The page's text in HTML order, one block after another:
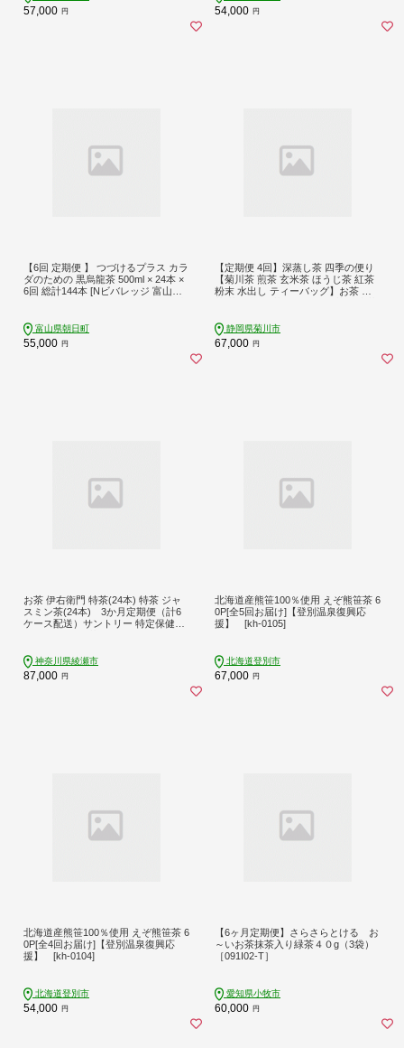
人気 ランキング 高評価 不昧公 中之
白 出雲焼 伝統工芸 和食器 抹茶セッ
57,000 円 54,000 円
【6回 定期便 】 つづけるプラス カラ
ダのための 黒烏龍茶 500ml × 24本 ×
6回 総計144本 [Nビバレッジ 富山県
富山県朝日町
55,000 円
【定期便 4回】深蒸し茶 四季の便り
【菊川茶 煎茶 玄米茶 ほうじ茶 紅茶
粉末 水出し ティーバッグ】お茶 緑
静岡県菊川市
67,000 円
お茶 伊右衛門 特茶(24本) 特茶 ジャ
スミン茶(24本) 3か月定期便（計6
ケース配送）サントリー 特定保健用
ペットボトル飲料 箱 ケース 神奈川
神奈川県 綾瀬市
神奈川県綾瀬市
87,000 円
北海道産熊笹100％使用 えぞ熊笹茶 6
0P[全5回お届け]【登別温泉復興応
援】 [kh-0105]
北海道登別市
67,000 円
北海道産熊笹100％使用 えぞ熊笹茶 6
0P[全4回お届け]【登別温泉復興応
援】 [kh-0104]
北海道登別市
54,000 円
【6ヶ月定期便】さらさらとける お
～いお茶抹茶入り緑茶４０g（3袋）
［091I02-T］
愛知県小牧市
60,000 円